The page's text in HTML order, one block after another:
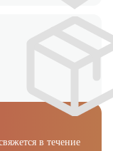
в течение